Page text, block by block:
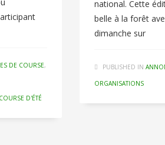
DE COURSE,
COURSE D'ÉTÉ
national. Cette
belle à la forêt
dimanche sur
PUBLISHED IN
ORGANISATIONS